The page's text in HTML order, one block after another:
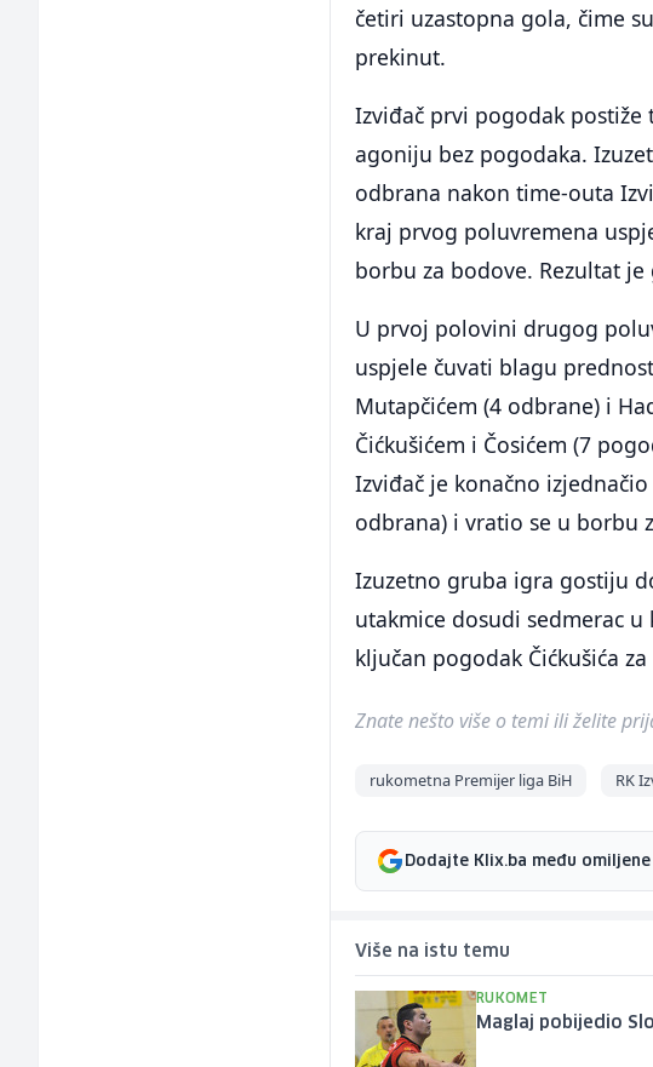
četiri uzastopna gola, čime
prekinut.
Izviđač prvi pogodak
agoniju bez pogodaka.
odbrana nakon time-outa
kraj prvog poluvremena
borbu za bodove. Rezultat
U prvoj polovini drugog
uspjele čuvati blagu
Mutapčićem (4 odbrane) i
Čićkušićem i Čosićem (7
Izviđač je konačno
odbrana) i vratio se u borbu
Izuzetno gruba igra gostiju
utakmice dosudi sedmerac
ključan pogodak Čićkušića
Znate nešto više o temi ili želite
rukometna Premijer liga BiH RK
Dodajte Klix.ba među
Više na istu temu
RUKOMET
Maglaj pobijedio